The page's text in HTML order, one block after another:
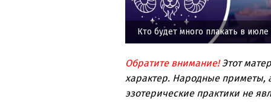
Кто будет много плакать в июле
Обратите внимание!Этот
характер. Народные приметы,
эзотерические практики не